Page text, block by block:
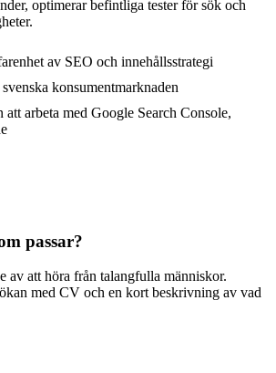
optimerar befintliga tester för sök och
av SEO och innehållsstrategi
konsumentmarknaden
arbeta med Google Search Console,
passar?
av att höra från talangfulla människor.
med CV och en kort beskrivning av vad